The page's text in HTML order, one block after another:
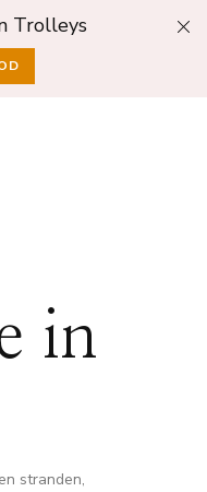
Trolleys
in
stranden,